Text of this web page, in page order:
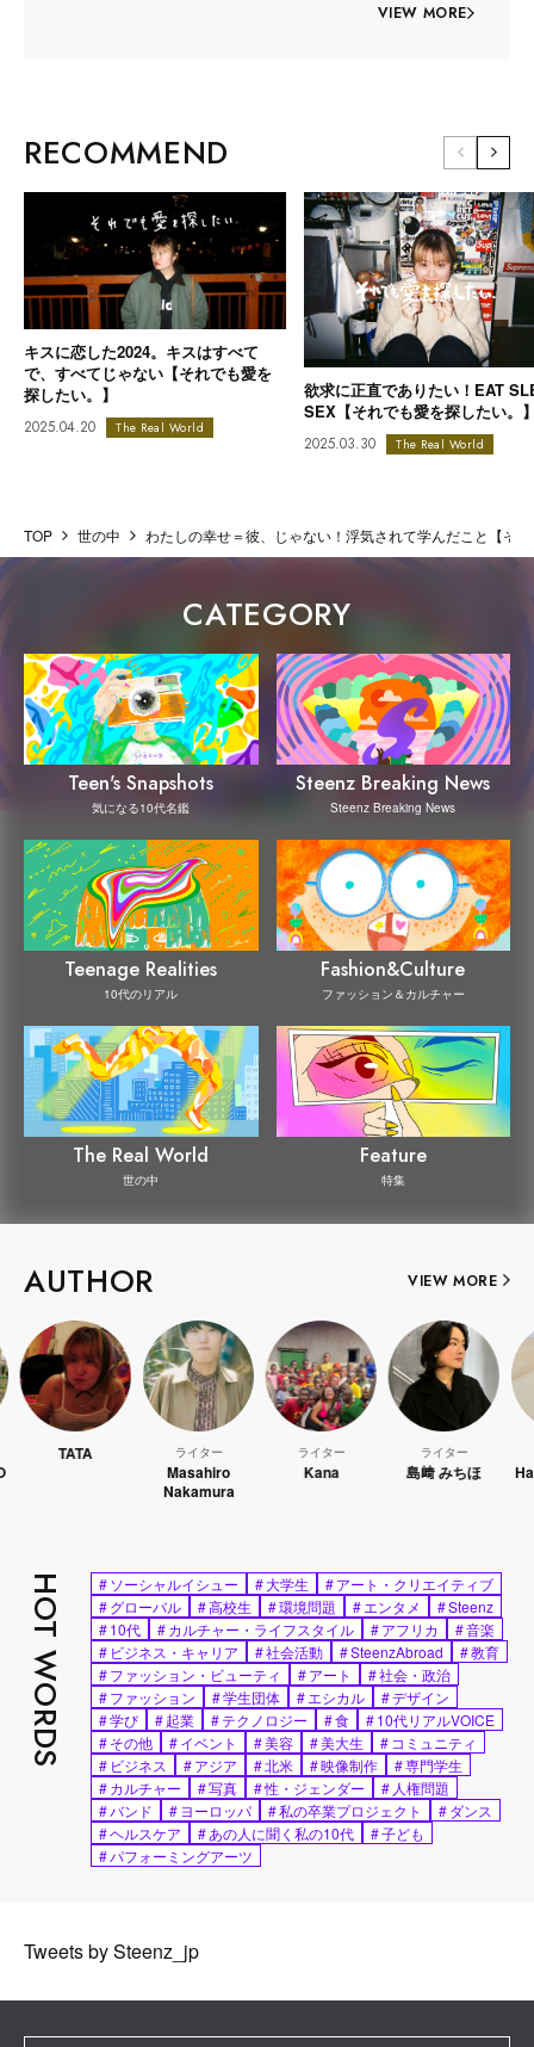
VIEW MORE
RECOMMEND
キスに恋した2024。キスはすべて
で、すべてじゃない【それでも愛を
探したい。】
2025.04.20 The Real World
欲求に正直でありたい！EAT
SEX【それでも愛を探したい。
2025.03.30 The Real World
TOP 世の中 わたしの幸せ＝彼、じゃない！浮気されて学んだこと【そ
CATEGORY
Teen's Snapshots
気になる10代名鑑
Steenz Breaking News
Steenz Breaking News
Teenage Realities
10代のリアル
Fashion&Culture
ファッション＆カルチャー
The Real World
世の中
Feature
特集
AUTHOR VIEW MORE
ライター
Masahiro
Nakamura
ライター ライター
島﨑 みちほ Hao
HOT WORDS #ソーシャルイシュー #大学生 #アート・クリエイティブ
#グローバル #高校生 #環境問題 #エンタメ #Steenz
#10代 #カルチャー・ライフスタイル #アフリカ #音楽
# ビジネス・キャリア #社会活動 #SteenzAbroad #教育
#ファッション・ビューティ #アート #社会・政治
#ファッション #学生団体 #エシカル #デザイン
#学び #起業 #テクノロジー #食 #10代リアルVOICE
#その他 #イベント #美容 #美大生 # コミュニティ
# ビジネス #アジア #北米 #映像制作 #専門学生
#カルチャー #写真 #性・ジェンダー # 人権問題
#バンド #ヨーロッパ #私の卒業プロジェクト #ダンス
#ヘルスケア #あの人に聞く私の10代 #子ども
#パフォーミングアーツ
Tweets by Steenz_jp